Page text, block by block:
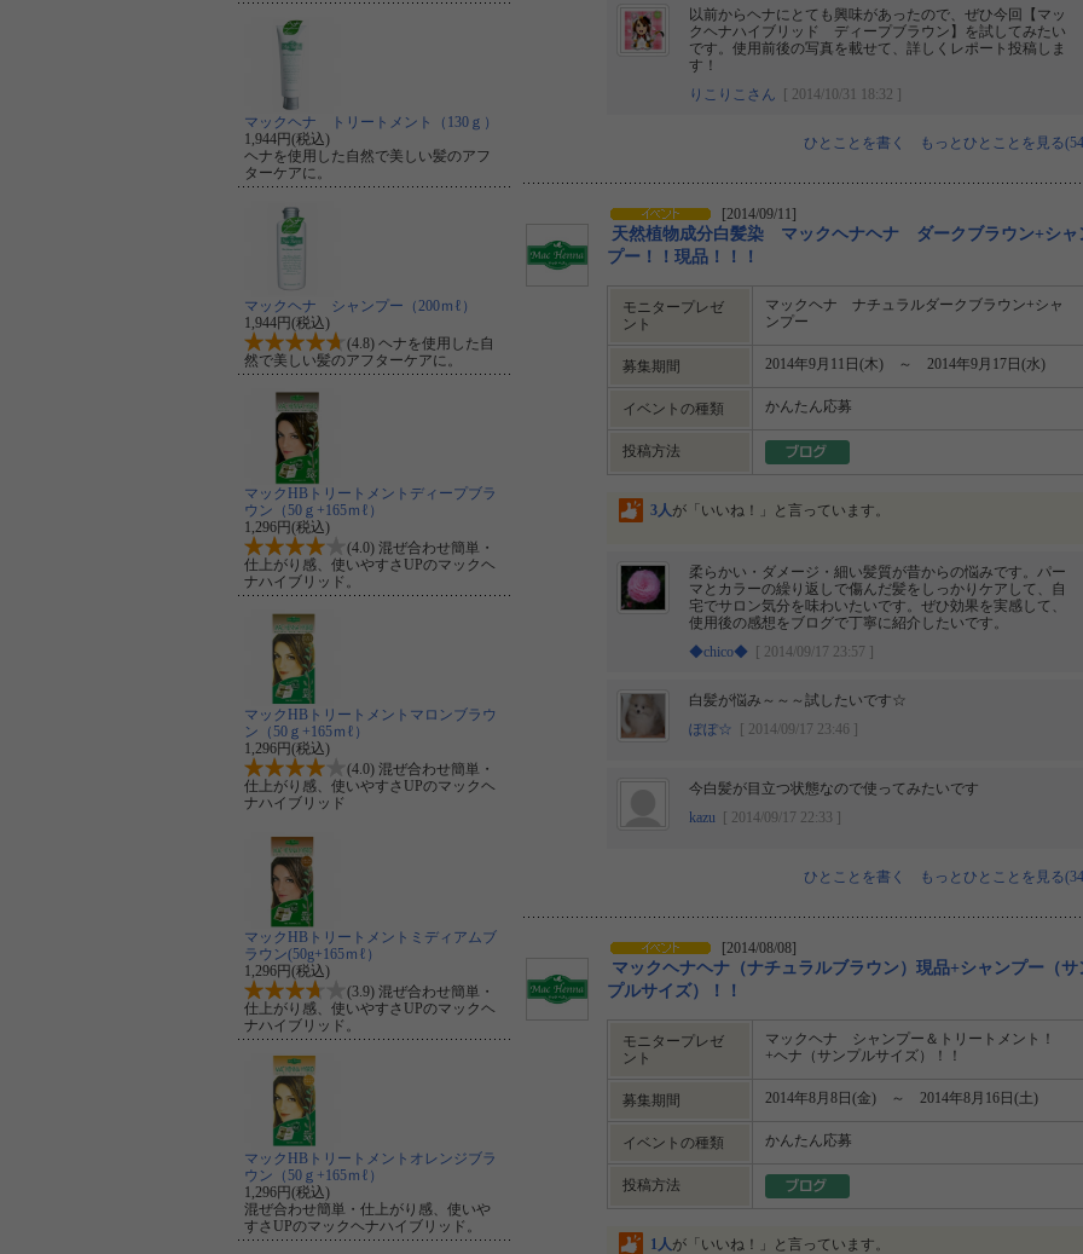
以前からヘナにとても興味があったので、ぜひ今回【マッ
クヘナハイブリッド ディープブラウン】を試してみたい
です。使用前後の写真を載せて、詳しくレポート投稿しま
す！
りこりこさん [ 2014/10/31 18:32 ]
ひとことを書く もっとひとことを見る
[2014/09/11]
天然植物成分白髪染 マックヘナヘナ ダークブラウン+シャ
プー！！現品！！！
モニタープレゼ
ント
マックヘナ ナチュラルダークブラウン+シャ
ンプー
募集期間 2014年9月11日(木) ～ 2014年9月17日(水)
イベントの種類 かんたん応募
投稿方法
3人が「いいね！」と言っています。
柔らかい・ダメージ・細い髪質が昔からの悩みです。パー
マとカラーの繰り返しで傷んだ髪をしっかりケアして、自
宅でサロン気分を味わいたいです。ぜひ効果を実感して、
使用後の感想をブログで丁寧に紹介したいです。
◆chico◆ [ 2014/09/17 23:57 ]
白髪が悩み～～～試したいです☆
ぽぽ☆ [ 2014/09/17 23:46 ]
今白髪が目立つ状態なので使ってみたいです
kazu [ 2014/09/17 22:33 ]
ひとことを書く もっとひとことを見る
[2014/08/08]
マックヘナヘナ（ナチュラルブラウン）現品+シャンプー（サ
プルサイズ）！！
モニタープレゼ
ント
マックヘナ シャンプー＆トリートメント！
+ヘナ（サンプルサイズ）！！
募集期間 2014年8月8日(金) ～ 2014年8月16日(土)
イベントの種類 かんたん応募
投稿方法
1人が「いいね！」と言っています。
マックヘナ トリートメント（130ｇ）
1,944円(税込)
ヘナを使用した自然で美しい髪のアフ
ターケアに。
マックヘナ シャンプー（200ｍℓ）
1,944円(税込)
(4.8) ヘナを使用した自
然で美しい髪のアフターケアに。
マックHBトリートメントディープブラ
ウン（50ｇ+165ｍℓ）
1,296円(税込)
(4.0) 混ぜ合わせ簡単・
仕上がり感、使いやすさUPのマックヘ
ナハイブリッド。
マックHBトリートメントマロンブラウ
ン（50ｇ+165ｍℓ）
1,296円(税込)
(4.0) 混ぜ合わせ簡単・
仕上がり感、使いやすさUPのマックヘ
ナハイブリッド
マックHBトリートメントミディアムブ
ラウン(50g+165ｍℓ）
1,296円(税込)
(3.9) 混ぜ合わせ簡単・
仕上がり感、使いやすさUPのマックヘ
ナハイブリッド。
マックHBトリートメントオレンジブラ
ウン（50ｇ+165ｍℓ）
1,296円(税込)
混ぜ合わせ簡単・仕上がり感、使いや
すさUPのマックヘナハイブリッド。